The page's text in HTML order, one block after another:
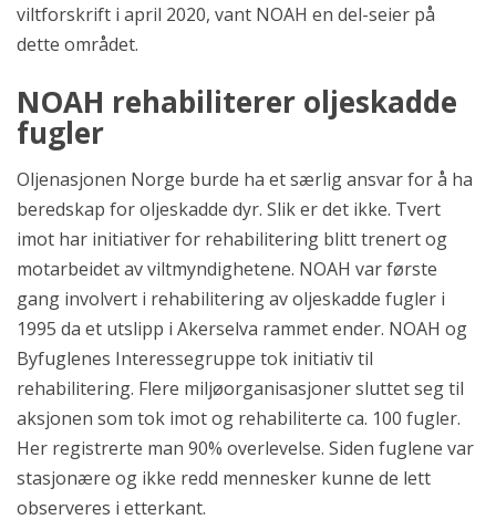
viltforskrift i april 2020, vant NOAH en del-seier på
dette området.
NOAH rehabiliterer oljeskadde
fugler
Oljenasjonen Norge burde ha et særlig ansvar for å ha
beredskap for oljeskadde dyr. Slik er det ikke. Tvert
imot har initiativer for rehabilitering blitt trenert og
motarbeidet av viltmyndighetene. NOAH var første
gang involvert i rehabilitering av oljeskadde fugler i
1995 da et utslipp i Akerselva rammet ender. NOAH og
Byfuglenes Interessegruppe tok initiativ til
rehabilitering. Flere miljøorganisasjoner sluttet seg til
aksjonen som tok imot og rehabiliterte ca. 100 fugler.
Her registrerte man 90% overlevelse. Siden fuglene var
stasjonære og ikke redd mennesker kunne de lett
observeres i etterkant.